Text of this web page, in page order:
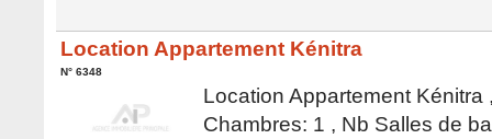
Location Appartement Kénitra
N° 6348
Location Appartement Kénitra
Chambres: 1 , Nb Salles de